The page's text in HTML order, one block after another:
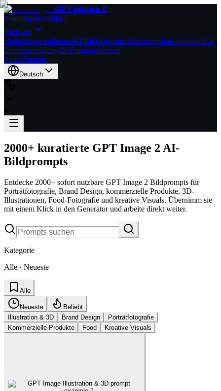
GPT Image 2
EntdeckenKI-Bilder
Bildtools
Hintergrund entfernenKI-Bild-UpscalerWasserzeichen entfernenKI-
FotorestaurierungKI-Frisurenwechsel
PreisePrompts
Deutsch
2000+ kuratierte GPT Image 2 AI-
Bildprompts
Entdecke 2000+ sofort nutzbare GPT Image 2 Bildprompts für
Porträtfotografie, Brand Design, kommerzielle Produkte, 3D-
Illustrationen, Food-Fotografie und kreative Visuals. Übernimm sie
mit einem Klick in den Generator und arbeite direkt weiter.
Kategorie
Alle · Neueste
Alle
Neueste
Beliebt
Illustration & 3D
Brand Design
Porträtfotografie
Kommerzielle Produkte
Food Kreative Visuals